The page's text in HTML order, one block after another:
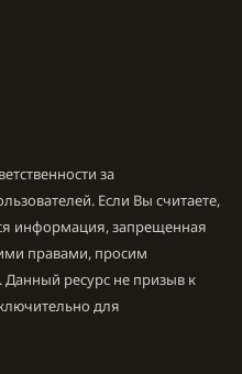
за
Если Вы считаете,
информация, запрещенная
правами, просим
ресурс не призыв к
для